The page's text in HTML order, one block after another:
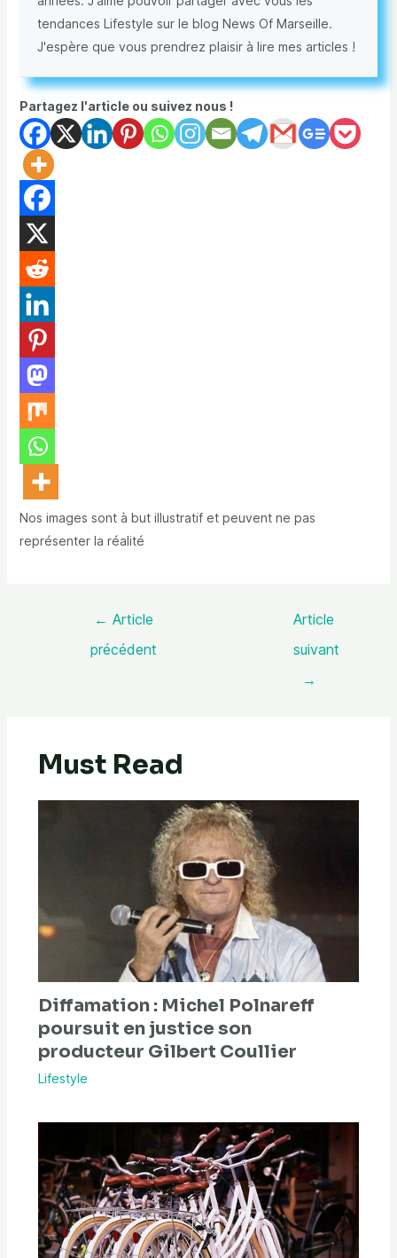
tendances Lifestyle sur le blog News Of Marseille.
J'espère que vous prendrez plaisir à lire mes articles !
Partagez l'article ou suivez nous !
Nos images sont à but illustratif et peuvent ne pas
représenter la réalité
← Article
précédent
Article
suivant
→
Must Read
Diffamation : Michel Polnareff
poursuit en justice son
producteur Gilbert Coullier
Lifestyle